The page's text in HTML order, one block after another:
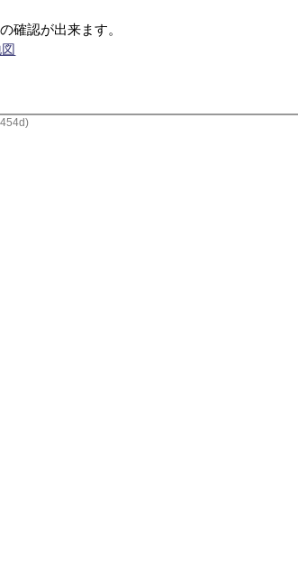
確認が出来ます。